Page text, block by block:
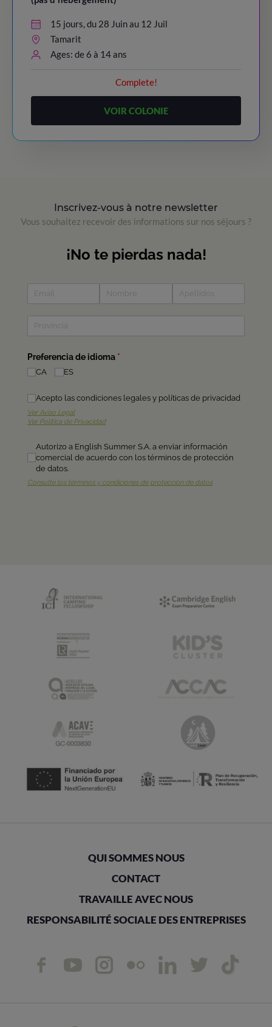
15 jours, du 28 Juin au 12 Juil
Tamarit
Ages: de 6 à 14 ans
Complete!
VOIR COLONIE
Inscrivez-vous à notre newsletter
Vous souhaitez recevoir des informations sur nos séjours ?
QUI SOMMES NOUS
CONTACT
TRAVAILLE AVEC NOUS
RESPONSABILITÉ SOCIALE DES ENTREPRISES